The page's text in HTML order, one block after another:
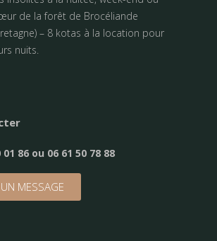
de la forêt de Brocéliande
– 8 kotas à la location pour
nuits.
01 86 ou 06 61 50 78 88
MESSAGE